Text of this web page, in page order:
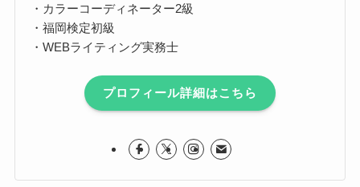
・カラーコーディネーター2級
・福岡検定初級
・WEBライティング実務士
プロフィール詳細はこちら